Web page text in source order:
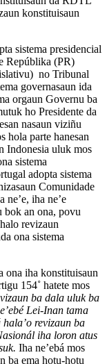
konstituisaun
sistema presidencial
Repúblika (PR)
no Tribunal
governasaun ida
orgaun Governu ba
ho Presidente da
nasaun viziñu
hola parte hanesan
Indonesia uluk mos
sistema
adopta sistema
Comunidade
ne’e, iha ne’e
bok an ona, povu
revizaun
ona sistema
ona iha konstituisaun
154˚ hatete mos
ba dala uluk ba
Lei-Inan tama
revizaun ba
iha loron atus
Iha ne’ebá mos
ba ema hotu-hotu